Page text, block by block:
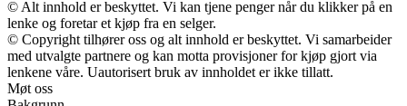
© Alt innhold er beskyttet. Vi kan tjene penger når du klikker på en
lenke og foretar et kjøp fra en selger.
© Copyright tilhører oss og alt innhold er beskyttet. Vi samarbeider
med utvalgte partnere og kan motta provisjoner for kjøp gjort via
lenkene våre. Uautorisert bruk av innholdet er ikke tillatt.
Møt oss